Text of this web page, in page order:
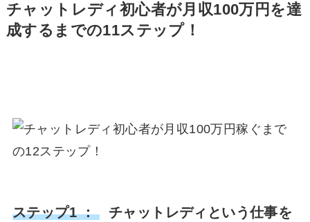
チャットレディ初心者が月収100万円を達
成するまでの11ステップ！
ステップ1 ：
チャットレディという仕事を